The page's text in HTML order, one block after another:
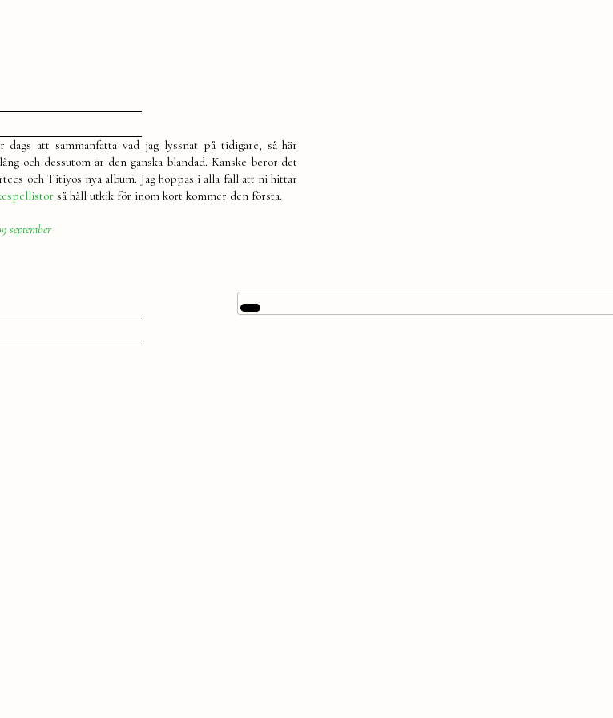
att sammanfatta vad jag lyssnat på tidigare, så här
och dessutom är den ganska blandad. Kanske beror det
och Titiyos nya album. Jag hoppas i alla fall att ni hittar
så håll utkik för inom kort kommer den första.
september